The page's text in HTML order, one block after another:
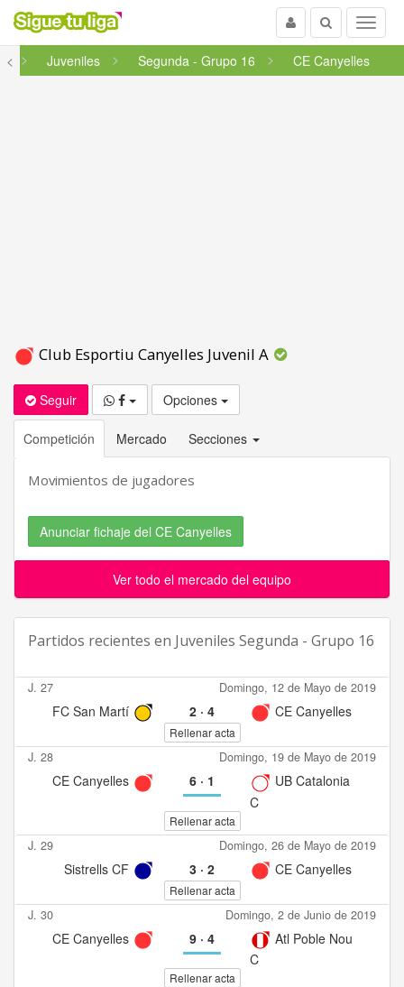
Menu
Buscar
Usuario
<
Juveniles Segunda - Grupo 16 CE Canyelles
Club Esportiu Canyelles Juvenil A
Seguir Opciones
Competición Mercado Secciones
Movimientos de jugadores
Anunciar fichaje del CE Canyelles
Ver todo el mercado del equipo
Partidos recientes en Juveniles Segunda - Grupo 16
J. 27 Domingo, 12 de Mayo de 2019
FC San Martí 2· 4 CE Canyelles
Rellenar acta
J. 28 Domingo, 19 de Mayo de 2019
CE Canyelles 6· 1
UB Catalonia
C
Rellenar acta
J. 29 Domingo, 26 de Mayo de 2019
Sistrells CF 3· 2 CE Canyelles
Rellenar acta
J. 30 Domingo, 2 de Junio de 2019
CE Canyelles 9· 4
Atl Poble Nou
C
Rellenar acta